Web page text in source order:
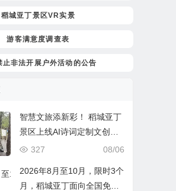
稻城亚丁景区VR实景
游客满意度调查表
止非法开展户外活动的公告
智慧文旅添新彩！ 稻城亚丁
景区上线AI诗词定制文创服
务！
08/06
327
2026年8月至10月，限时3个
月，稻城亚丁面向全国免门